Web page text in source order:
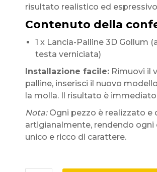
risultato realistico ed
Contenuto della
1 x Lancia-Palline 3D Gollum
testa verniciata)
Installazione facile: Rimuovi il
palline, inserisci il nuovo
la molla. Il risultato è
Nota:Ogni pezzo è realizzato e
artigianalmente, rendendo ogni
unico e ricco di carattere.